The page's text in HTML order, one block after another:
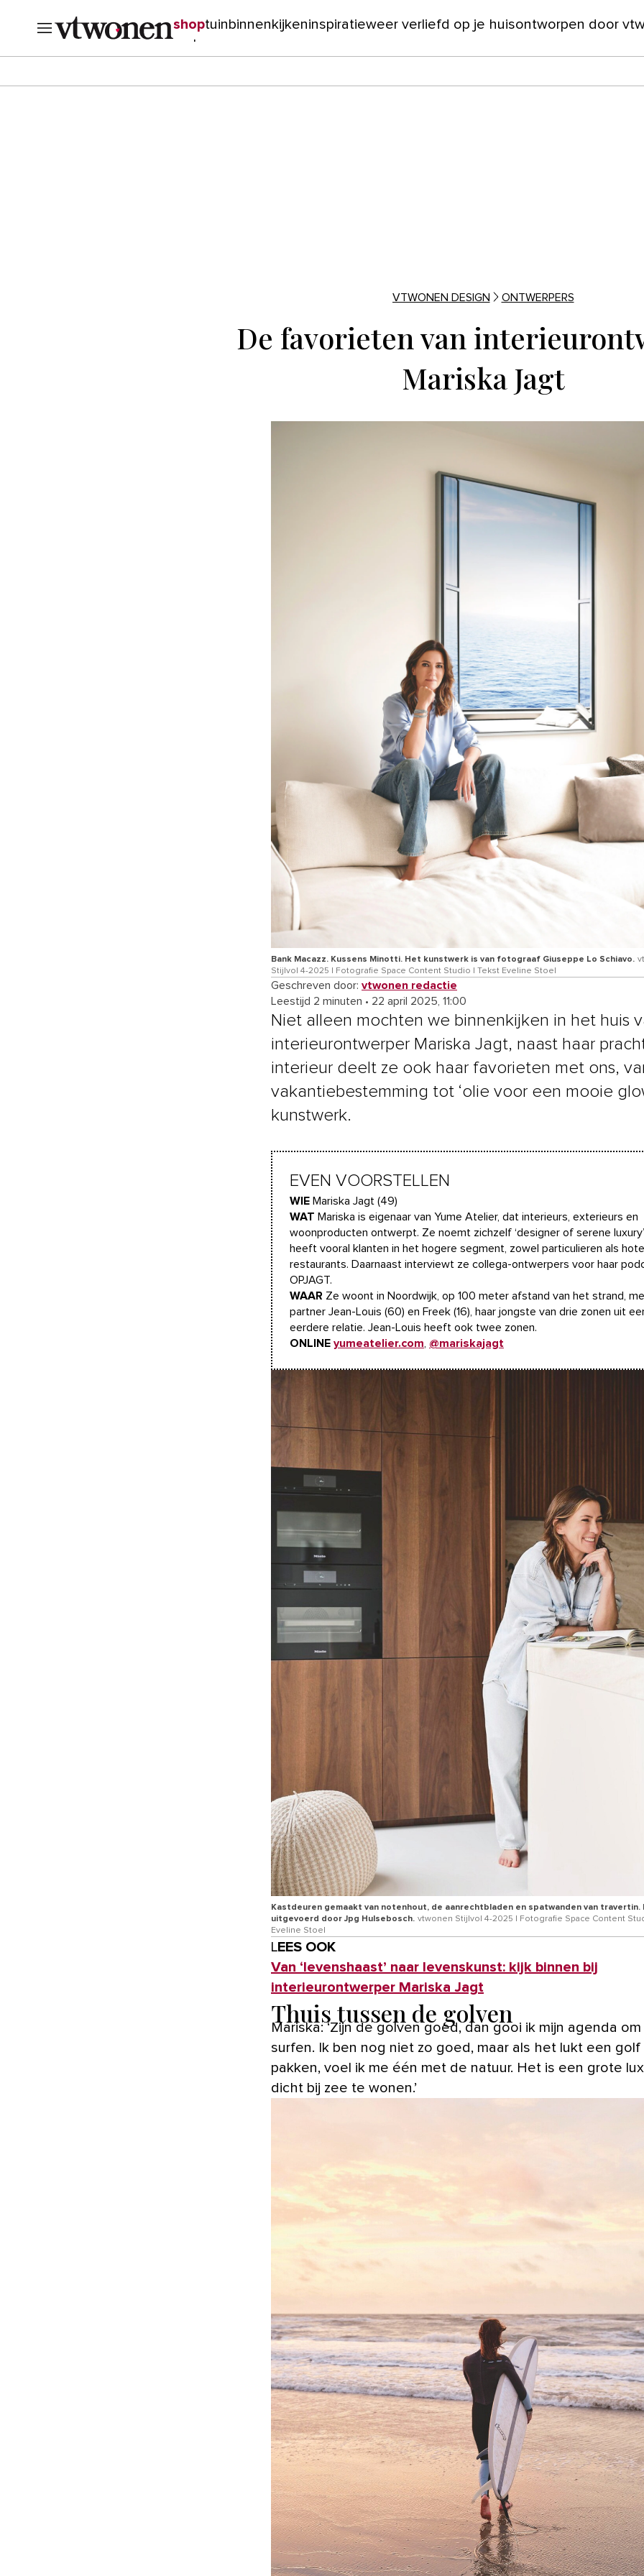
shoptuin binnenkijkeninspiratieweer verliefd op je huisontworpen door
verbouwen
VTWONEN DESIGN ONTWERPERS
De favorieten van
Mariska Jagt
Bank Macazz. Kussens Minotti. Het kunstwerk is van fotograaf Giuseppe Lo Schiavo.
Stijlvol 4-2025 | Fotografie Space Content Studio | Tekst Eveline Stoel
Geschreven door: vtwonen redactie
Leestijd 2 minuten • 22 april 2025, 11:00
Niet alleen mochten we binnenkijken in het huis
interieurontwerper Mariska Jagt, naast haar
interieur deelt ze ook haar favorieten met ons,
vakantiebestemming tot ‘olie voor een mooie
kunstwerk.
EVEN VOORSTELLEN
WIE Mariska Jagt (49)
WAT Mariska is eigenaar van Yume Atelier, dat interieurs, exterieurs en
woonproducten ontwerpt. Ze noemt zichzelf ‘designer of serene
heeft vooral klanten in het hogere segment, zowel particulieren als
restaurants. Daarnaast interviewt ze collega-ontwerpers voor haar
OPJAGT.
WAAR Ze woont in Noordwijk, op 100 meter afstand van het strand,
partner Jean-Louis (60) en Freek (16), haar jongste van drie zonen uit
eerdere relatie. Jean-Louis heeft ook twee zonen.
ONLINE yumeatelier.com @mariskajagt
Kastdeuren gemaakt van notenhout, de aanrechtbladen en spatwanden van travertin.
uitgevoerd door Jpg Hulsebosch. vtwonen Stijlvol 4-2025 | Fotografie Space Content
Eveline Stoel
LEES OOK
Van ‘levenshaast’ naar levenskunst: kijk binnen bij
interieurontwerper Mariska Jagt
Thuis tussen de golven
Mariska: ‘Zijn de golven goed, dan gooi ik mijn agenda
surfen. Ik ben nog niet zo goed, maar als het lukt een
pakken, voel ik me één met de natuur. Het is een grote
dicht bij zee te wonen.’